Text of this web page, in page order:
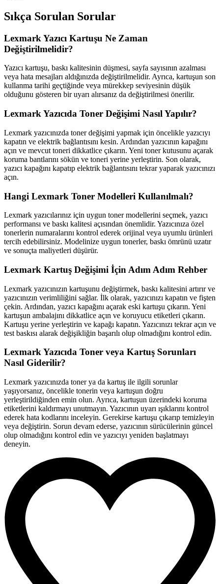
Sıkça Sorulan Sorular
Lexmark Yazıcı Kartuşu Ne Zaman
Değiştirilmelidir?
Yazıcı kartuşu, baskı kalitesinin düşmesi, sayfa sayısının azalması
veya hata mesajları aldığınızda değiştirilmelidir. Ayrıca, kartuşun son
kullanma tarihi geçtiğinde veya mürekkep seviyesinin düşük
olduğunu gösteren bir uyarı alırsanız da değiştirilmesi önerilir.
Lexmark Yazıcıda Toner Değişimi Nasıl Yapılır?
Lexmark yazıcınızda toner değişimi yapmak için öncelikle yazıcıyı
kapatın ve elektrik bağlantısını kesin. Ardından yazıcının kapağını
açın ve mevcut toneri dikkatlice çıkarın. Yeni toner kutusunu açarak
koruma bantlarını sökün ve toneri yerine yerleştirin. Son olarak,
yazıcı kapağını kapatıp elektrik bağlantısını tekrar yaparak yazıcınızı
açın.
Hangi Lexmark Toner Modelleri Kullanılmalı?
Lexmark yazıcılarınız için uygun toner modellerini seçmek, yazıcı
performansı ve baskı kalitesi açısından önemlidir. Yazıcınıza özel
tonerlerin numaralarını kontrol ederek orijinal veya uyumlu ürünleri
tercih edebilirsiniz. Modelinize uygun tonerler, baskı ömrünü uzatır
ve sonuçta maliyetleri düşürür.
Lexmark Kartuş Değişimi İçin Adım Adım Rehber
Lexmark yazıcınızın kartuşunu değiştirmek, baskı kalitesini artırır ve
yazıcınızın verimliliğini sağlar. İlk olarak, yazıcınızı kapatın ve fişten
çekin. Ardından, yazıcı kapağını açarak eski kartuşu çıkarın. Yeni
kartuşun ambalajını dikkatlice açın ve koruyucu etiketleri çıkarın.
Kartuşu yerine yerleştirin ve kapağı kapatın. Yazıcınızı tekrar açın ve
test baskısı alarak değişikliğin başarılı olup olmadığını kontrol edin.
Lexmark Yazıcıda Toner veya Kartuş Sorunları
Nasıl Giderilir?
Lexmark yazıcınızda toner ya da kartuş ile ilgili sorunlar
yaşıyorsanız, öncelikle tonerin veya kartuşun doğru
yerleştirildiğinden emin olun. Ayrıca, kartuşun üzerindeki koruma
etiketlerini kaldırmayı unutmayın. Yazıcının uyarı ışıklarını kontrol
ederek hata kodlarını inceleyin. Gerekirse kartuşu çıkarıp temizleyin
veya değiştirin. Sorun devam ederse, yazıcının sürücülerinin güncel
olup olmadığını kontrol edin ve yazıcıyı yeniden başlatmayı
deneyin.